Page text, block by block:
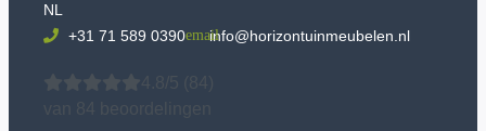
NL
+31 71 589 0390
info@horizontuinmeubelen.nl
4.8/5
(84)
van 84 beoordelingen